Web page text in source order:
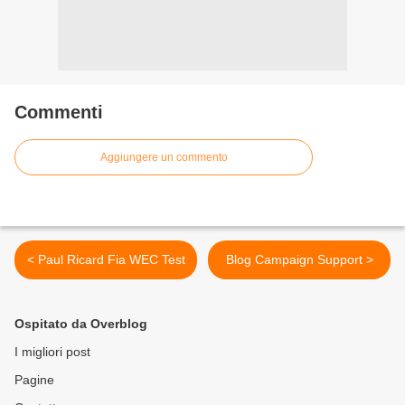
Commenti
Aggiungere un commento
< Paul Ricard Fia WEC Test Blog Campaign Support >
Ospitato da Overblog
I migliori post
Pagine